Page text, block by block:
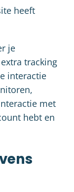
heeft
je
tracking
interactie
met
hebt en